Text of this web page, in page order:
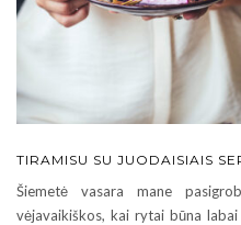
TIRAMISU SU JUODAISIAIS
Šiemetė vasara mane
vėjavaikiškos, kai rytai būna